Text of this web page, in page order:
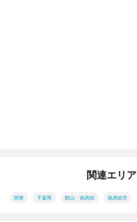
関連エリア
関東 千葉県 館山・南房総 南房総市